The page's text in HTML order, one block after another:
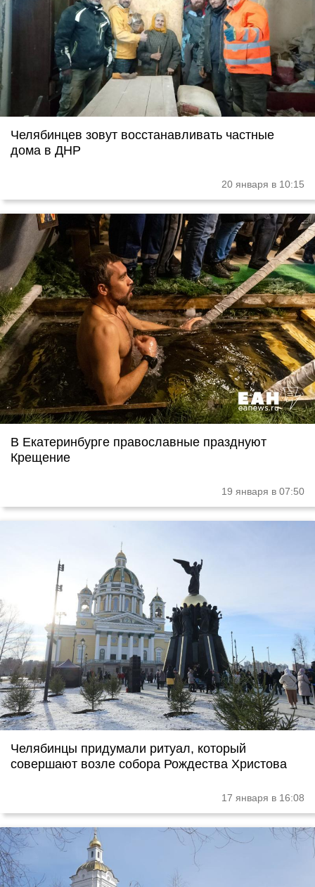
Челябинцев зовут восстанавливать частные
дома в ДНР
20 января в 10:15
В Екатеринбурге православные празднуют
Крещение
19 января в 07:50
Челябинцы придумали ритуал, который
совершают возле собора Рождества Христова
17 января в 16:08